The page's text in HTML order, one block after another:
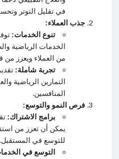
في تقليل التوتر
جذب العملاء:
تنوع الخدمات:
الخدمات الرياضية
من العملاء ويعزز من
تجربة شاملة:
التمارين الرياضية
المنافسين.
فرص النمو والتوسع:
برامج الاشتراك:
يمكن أن تعزز من
للتوسع في المستقبل.
التوسع في